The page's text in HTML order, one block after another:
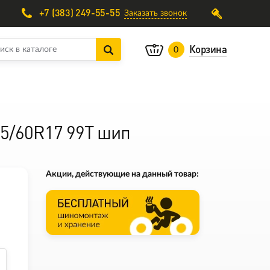
0 Корзина
+7 (383) 249-55-55 Заказать звонок
60R17 99T шип
Акции, действующие на данный товар: